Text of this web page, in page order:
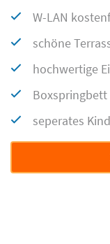
W-LAN
schöne
hochwertige
Boxspringbett
seperates